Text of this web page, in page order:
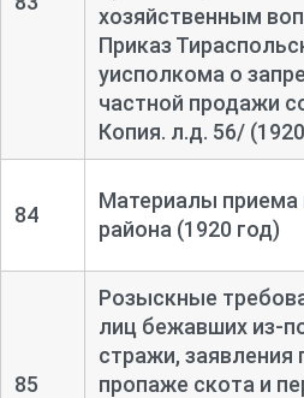
хозяйственным
Приказ
уисполкома о
частной продажи
Копия. л.д. 56/
84
Материалы приема
района (1920 год)
85
Розыскные
лиц бежавших из-
стражи, заявления
пропаже скота и